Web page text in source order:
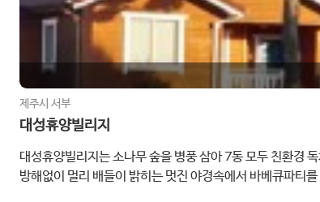
제주시 서부
대성휴양빌리지
대성휴양빌리지는 소나무 숲을 병풍 삼아 7동 모두 친환경
방해없이 멀리 배들이 밝히는 멋진 야경속에서 바베큐파티